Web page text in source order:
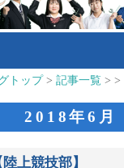
トップ>記事一覧 > >
2018年6月
上競技部】